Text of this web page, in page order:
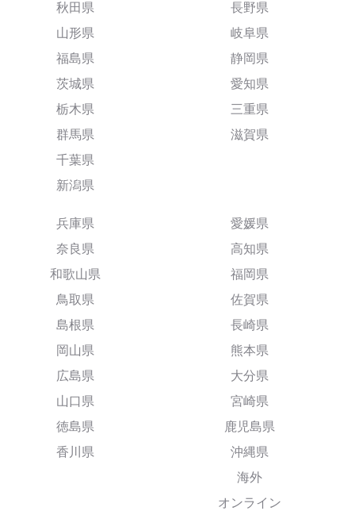
秋田県
山形県
福島県
茨城県
栃木県
群馬県
千葉県
新潟県
長野県
岐阜県
静岡県
愛知県
三重県
滋賀県
兵庫県
奈良県
和歌山県
鳥取県
島根県
岡山県
広島県
山口県
徳島県
香川県
愛媛県
高知県
福岡県
佐賀県
長崎県
熊本県
大分県
宮崎県
鹿児島県
沖縄県
海外
オンライン